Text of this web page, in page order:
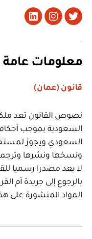
تويتر Instagram
LinkedIn
معلومات عامة
قانون (عمان)
نصوص القانون تعد
السعودية بموجب
السعودي ويجوز
ونسخها ونشرها
لا يعد مصدرا رسميا
بالرجوع إلى جريدة أم
المواد المنشورة على